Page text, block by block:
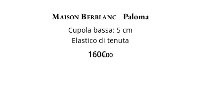
Maison Berblanc Paloma
Cupola bassa: 5 cm
Elastico di tenuta
160€00